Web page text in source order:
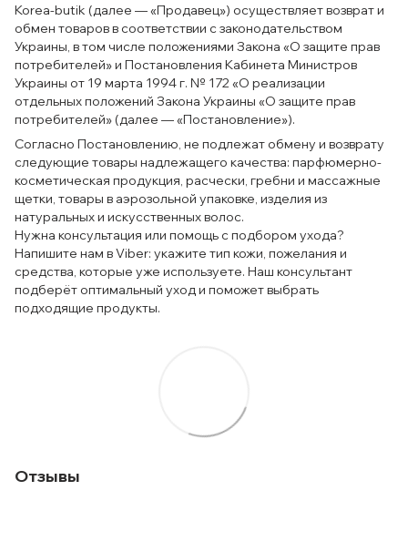
Korea-butik (далее — «Продавец») осуществляет возврат и
обмен товаров в соответствии с законодательством
Украины, в том числе положениями Закона «О защите прав
потребителей» и Постановления Кабинета Министров
Украины от 19 марта 1994 г. № 172 «О реализации
отдельных положений Закона Украины «О защите прав
потребителей» (далее — «Постановление»).
Согласно Постановлению, не подлежат обмену и возврату
следующие товары надлежащего качества: парфюмерно-
косметическая продукция, расчески, гребни и массажные
щетки, товары в аэрозольной упаковке, изделия из
натуральных и искусственных волос.
Нужна консультация или помощь с подбором ухода?
Напишите нам в Viber: укажите тип кожи, пожелания и
средства, которые уже используете. Наш консультант
подберёт оптимальный уход и поможет выбрать
подходящие продукты.
Отзывы